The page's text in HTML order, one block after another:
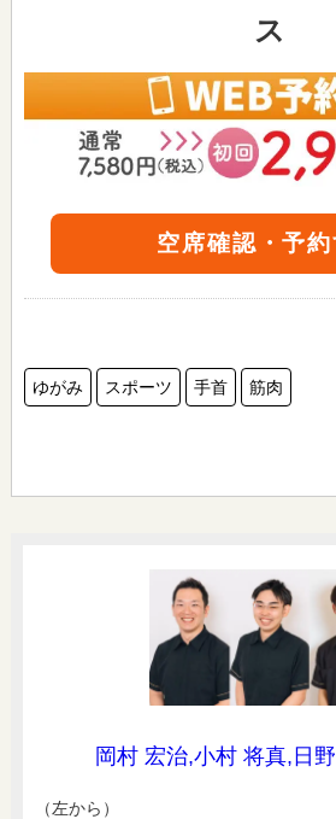
ス
空席確認・予約
ゆがみ スポーツ 手首 筋肉
岡村 宏治,小村 将真,日
（左から）